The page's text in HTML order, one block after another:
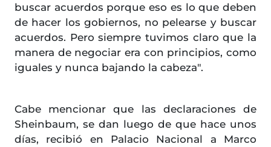
buscar acuerdos porque eso es lo que deben
de hacer los gobiernos, no pelearse y buscar
acuerdos. Pero siempre tuvimos claro que la
manera de negociar era con principios, como
iguales y nunca bajando la cabeza".
Cabe mencionar que las declaraciones de
Sheinbaum, se dan luego de que hace unos
días, recibió en Palacio Nacional a Marco